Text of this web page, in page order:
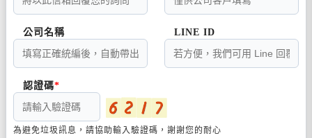
公司名稱 LINE ID
認證碼
為避免垃圾訊息，請協助輸入驗證碼，謝謝您的耐心